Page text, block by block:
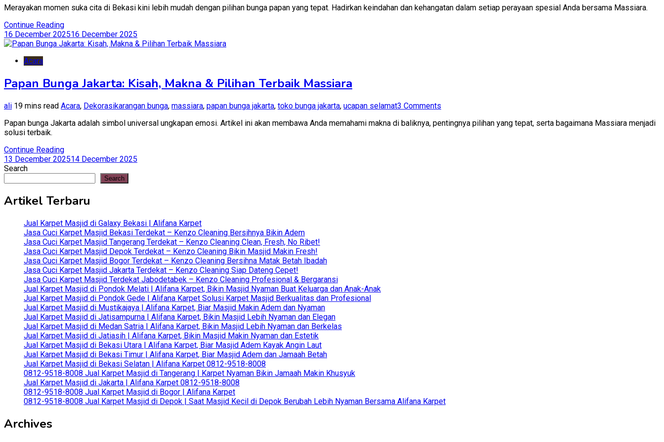
Papan
Merayakan momen suka cita di Bekasi kini lebih mudah dengan pilihan bunga papan yang tepat. Hadirkan keindahan dan kehangatan dalam setiap perayaan spesial Anda bersama Massiara.
Continue Reading
16 December 202516 December 2025
Acara
Papan Bunga Jakarta: Kisah, Makna & Pilihan Terbaik Massiara
ali 19 mins read Acara, Dekorasikarangan bunga, massiara, papan bunga jakarta, toko bunga jakarta, ucapan selamat3 Comments
Bunga
Papan bunga Jakarta adalah simbol universal ungkapan emosi. Artikel ini akan membawa Anda memahami makna di baliknya, pentingnya pilihan yang tepat, serta bagaimana Massiara menjadi
solusi terbaik.
Continue Reading
13 December 202514 December 2025
Search
Search
Artikel Terbaru
Jual Karpet Masjid di Galaxy Bekasi | Alifana Karpet
Jasa Cuci Karpet Masjid Bekasi Terdekat – Kenzo Cleaning Bersihnya Bikin Adem
Jasa Cuci Karpet Masjid Tangerang Terdekat – Kenzo Cleaning Clean, Fresh, No Ribet!
Jasa Cuci Karpet Masjid Depok Terdekat – Kenzo Cleaning Bikin Masjid Makin Fresh!
Jasa Cuci Karpet Masjid Bogor Terdekat – Kenzo Cleaning Bersihna Matak Betah Ibadah
Jasa Cuci Karpet Masjid Jakarta Terdekat – Kenzo Cleaning Siap Dateng Cepet!
Jasa Cuci Karpet Masjid Terdekat Jabodetabek – Kenzo Cleaning Profesional & Bergaransi
Jual Karpet Masjid di Pondok Melati | Alifana Karpet, Bikin Masjid Nyaman Buat Keluarga dan Anak-Anak
Jual Karpet Masjid di Pondok Gede | Alifana Karpet Solusi Karpet Masjid Berkualitas dan Profesional
Jual Karpet Masjid di Mustikajaya | Alifana Karpet, Biar Masjid Makin Adem dan Nyaman
Jual Karpet Masjid di Jatisampurna | Alifana Karpet, Bikin Masjid Lebih Nyaman dan Elegan
Jual Karpet Masjid di Medan Satria | Alifana Karpet, Bikin Masjid Lebih Nyaman dan Berkelas
Jual Karpet Masjid di Jatiasih | Alifana Karpet, Bikin Masjid Makin Nyaman dan Estetik
Jual Karpet Masjid di Bekasi Utara | Alifana Karpet, Biar Masjid Adem Kayak Angin Laut
Jual Karpet Masjid di Bekasi Timur | Alifana Karpet, Biar Masjid Adem dan Jamaah Betah
Jual Karpet Masjid di Bekasi Selatan | Alifana Karpet 0812-9518-8008
0812-9518-8008 Jual Karpet Masjid di Tangerang | Karpet Nyaman Bikin Jamaah Makin Khusyuk
Jual Karpet Masjid di Jakarta | Alifana Karpet 0812-9518-8008
0812-9518-8008 Jual Karpet Masjid di Bogor | Alifana Karpet
0812-9518-8008 Jual Karpet Masjid di Depok | Saat Masjid Kecil di Depok Berubah Lebih Nyaman Bersama Alifana Karpet
Archives